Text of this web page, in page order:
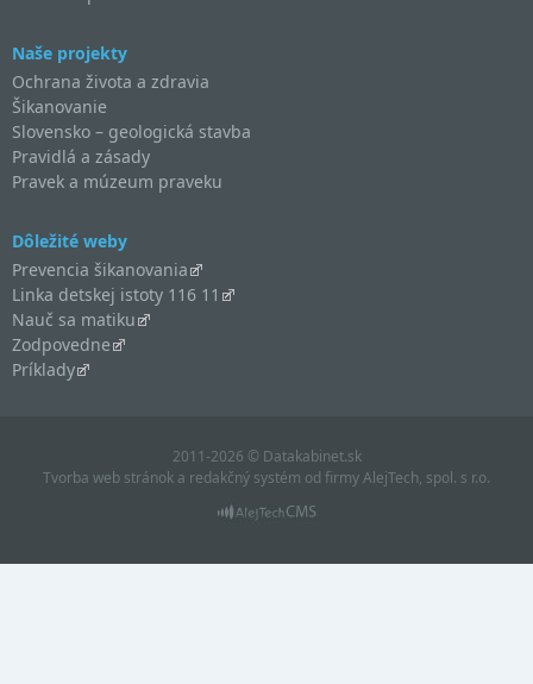
Naše projekty
Ochrana života a zdravia
Šikanovanie
Slovensko – geologická stavba
Pravidlá a zásady
Pravek a múzeum praveku
Dôležité weby
Prevencia šikanovania
Linka detskej istoty 116 11
Nauč sa matiku
Zodpovedne
Príklady
2011-2026 © Datakabinet.sk
Tvorba web stránok a redakčný systém od firmyAlejTech, spol. s r.o.